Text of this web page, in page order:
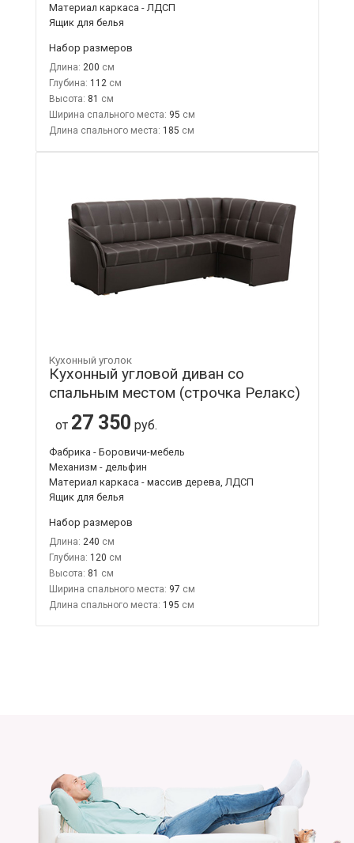
Материал каркаса - ЛДСП
Ящик для белья
Набор размеров
Длина: 200
Глубина: 112
Высота: 81
Ширина спального места: 95
Длина спального места: 185
Кухонный уголок
Кухонный угловой диван со
спальным местом (строчка Релакс)
от 27 350 руб.
Фабрика - Боровичи-мебель
Механизм - дельфин
Материал каркаса - массив дерева, ЛДСП
Ящик для белья
Набор размеров
Длина: 240
Глубина: 120
Высота: 81
Ширина спального места: 97
Длина спального места: 195